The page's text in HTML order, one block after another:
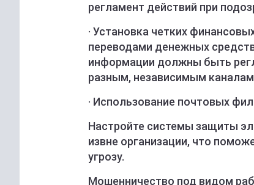
регламент действий при
· Установка четких
переводами денежных
информации должны быть
разным, независимым каналам
· Использование почтовых
Настройте системы защиты
извне организации, что
угрозу.
Мошенничество под видом